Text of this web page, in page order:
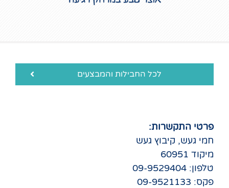
לכל החבילות והמבצעים
פרטי התקשרות:
חמי געש, קיבוץ געש
מיקוד 60951
טלפון: 09-9529404
פקס: 09-9521133